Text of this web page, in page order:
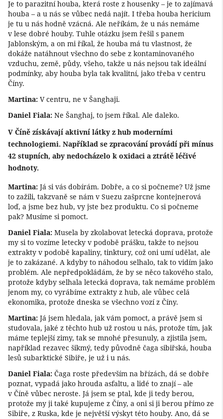
Je to parazitní houba, která roste z housenky – je to zajímavá
houba – a u nás se vůbec nedá najít. I třeba houba hericium
je tu u nás hodně vzácná. Ale neříkám, že u nás nemáme
v lese dobré houby. Tuhle otázku jsem řešil s panem
Jablonským, a on mi říkal, že houba má tu vlastnost, že
dokáže natáhnout všechno do sebe z kontaminovaného
vzduchu, země, půdy, všeho, takže u nás nejsou tak ideální
podmínky, aby houba byla tak kvalitní, jako třeba v centru
Číny.
Martina: V centru, ne v Šanghaji.
Daniel Fiala: Ne Šanghaj, to jsem říkal. Ale daleko.
V Číně získávají aktivní látky z hub moderními
technologiemi. Například se zpracování provádí při mínus
42 stupních, aby nedocházelo k oxidaci a ztrátě léčivé
hodnoty.
Martina: Já si vás dobírám. Dobře, a co si počneme? Už jsme
to zažili, takzvaně se nám v Suezu zašprcne kontejnerová
loď, a jsme bez hub, vy jste bez produktu. Co si počneme
pak? Musíme si pomoct.
Daniel Fiala: Musela by zkolabovat letecká doprava, protože
my si to vozíme letecky v podobě prášku, takže to nejsou
extrakty v podobě kapaliny, tinktury, což oni umí udělat, ale
je to zakázané. A kdyby to náhodou selhalo, tak to vidím jako
problém. Ale nepředpokládám, že by se něco takového stalo,
protože kdyby selhala letecká doprava, tak nemáme problém
jenom my, co vyrábíme extrakty z hub, ale vůbec celá
ekonomika, protože dneska se všechno vozí z Číny.
Martina: Já jsem hledala, jak vám pomoct, a právě jsem si
studovala, jaké z těchto hub už rostou u nás, protože tím, jak
máme teplejší zimy, tak se mnohé přesunuly, a zjistila jsem,
například rezavec šikmý, tedy původně čaga sibiřská, houba
lesů subarktické Sibiře, je už i u nás.
Daniel Fiala: Čaga roste především na břízách, dá se dobře
poznat, vypadá jako hrouda asfaltu, a lidé to znají – ale
v Číně vůbec neroste. Já jsem se ptal, kde ji tedy berou,
protože my ji také kupujeme z Číny, a oni si ji berou přímo ze
Sibiře, z Ruska, kde je největší výskyt této houby. Ano, dá se